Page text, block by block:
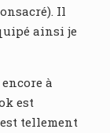
Il
ainsi je
à
est
tellement